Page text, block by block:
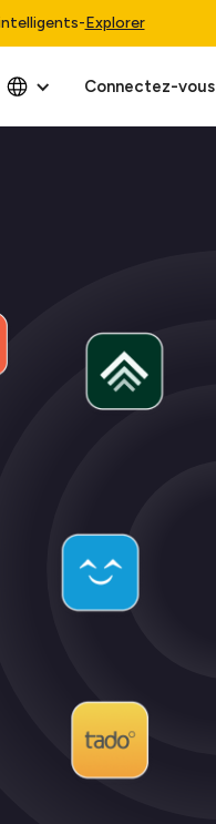
-Explorer
Connectez-vous